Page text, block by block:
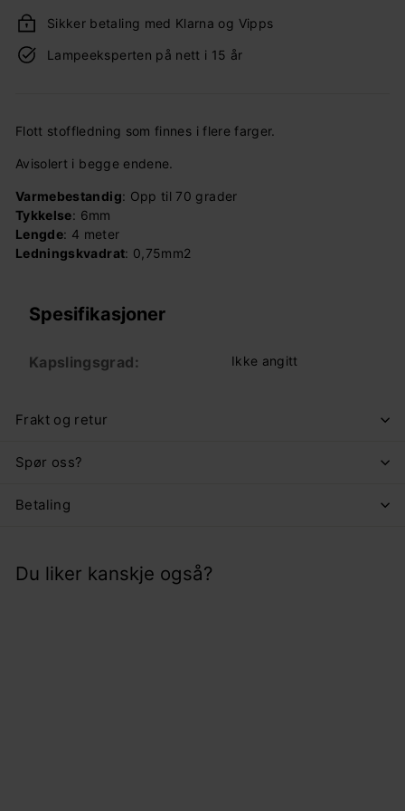
Sikker betaling med Klarna og Vipps
Lampeeksperten på nett i 15 år
Flott stoffledning som finnes i flere farger.
Avisolert i begge endene.
Varmebestandig: Opp til 70 grader
Tykkelse: 6mm
Lengde: 4 meter
Ledningskvadrat: 0,75mm2
Spesifikasjoner
Kapslingsgrad: Ikke angitt
Frakt og retur
Spør oss?
Betaling
Du liker kanskje også?